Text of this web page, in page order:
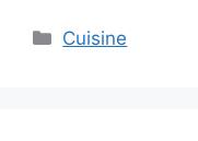
Catégories
Cuisine